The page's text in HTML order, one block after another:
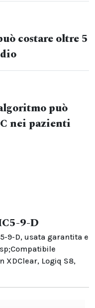
costare oltre 5
può
nei pazienti
9-D
9-D, usata garantita e
XDClear, Logiq S8,